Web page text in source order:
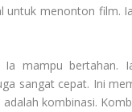
untuk menonton film.
mampu bertahan.
sangat cepat. Ini
kombinasi.